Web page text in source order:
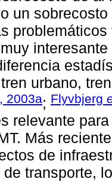
un
urbano,
, 2003a; Flyvbjerg
relevante
Más
de
transporte,